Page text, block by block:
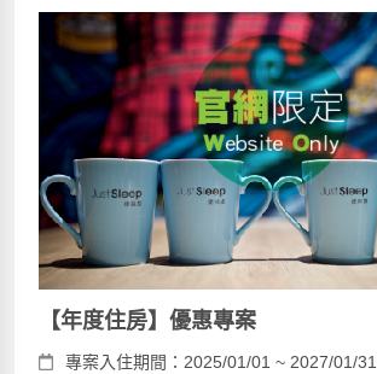
【年度住房】優惠專案
專案入住期間：2025/01/01 ~ 2027/01/31